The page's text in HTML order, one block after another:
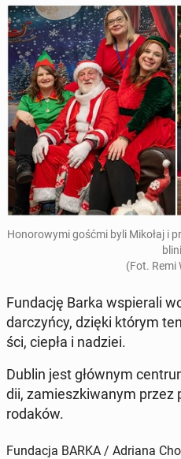
Ho­no­ro­wy­mi gośćmi byli Mikołaj i
(Fot. Remi
Fun­da­cję Barka wspie­ra­li
dar­czyń­cy, dzięki którym
ści, ciepła i nadziei.
Dublin jest głównym
dii, za­miesz­ki­wa­nym przez
rodaków.
Fundacja BARKA / Adriana